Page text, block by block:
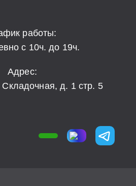
работы:
с 10ч. до 19ч.
Адрес:
Складочная, д. 1 стр. 5